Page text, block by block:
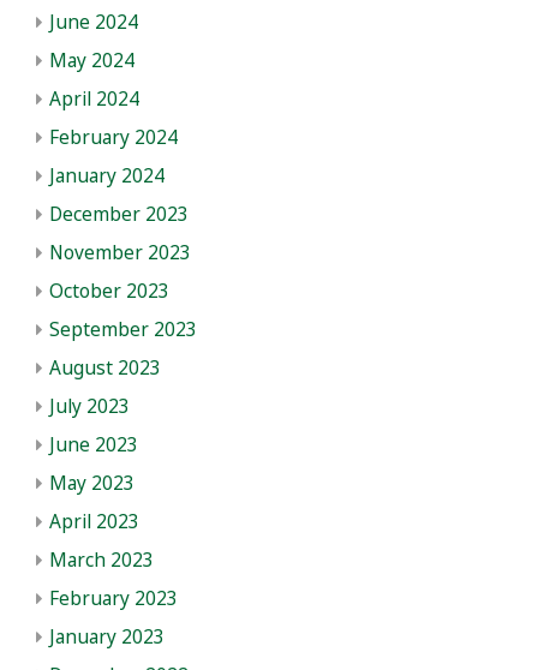
June 2024
May 2024
April 2024
February 2024
January 2024
December 2023
November 2023
October 2023
September 2023
August 2023
July 2023
June 2023
May 2023
April 2023
March 2023
February 2023
January 2023